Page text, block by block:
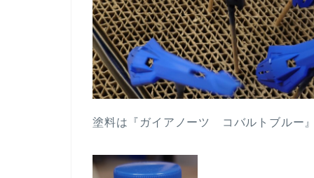
塗料は『ガイアノーツ コバルトブルー